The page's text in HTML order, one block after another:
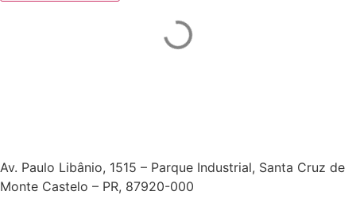
Av. Paulo Libânio, 1515 – Parque Industrial, Santa Cruz de
Monte Castelo – PR, 87920-000